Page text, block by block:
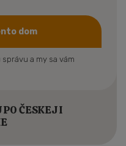
dom
a my sa vám
PO ČESKEJ I